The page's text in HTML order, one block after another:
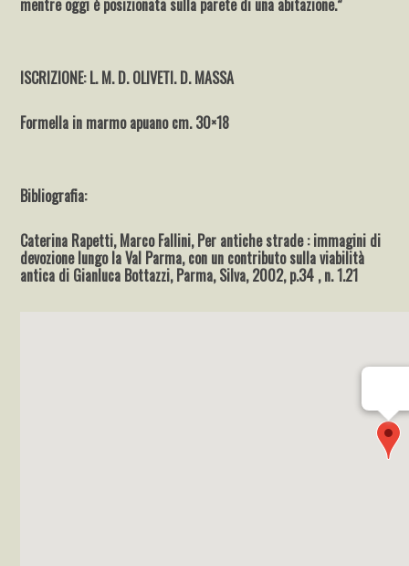
mentre oggi è posizionata sulla parete di una abitazione.”
ISCRIZIONE: L. M. D. OLIVETI. D. MASSA
Formella in marmo apuano cm. 30×18
Bibliografia:
Caterina Rapetti, Marco Fallini, Per antiche strade : immagini di
devozione lungo la Val Parma, con un contributo sulla viabilità
antica di Gianluca Bottazzi, Parma, Silva, 2002, p.34 , n. 1.21